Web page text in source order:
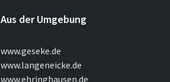
Aus der Umgebung
www.geseke.de
www.langeneicke.de
www.ehringhausen.de